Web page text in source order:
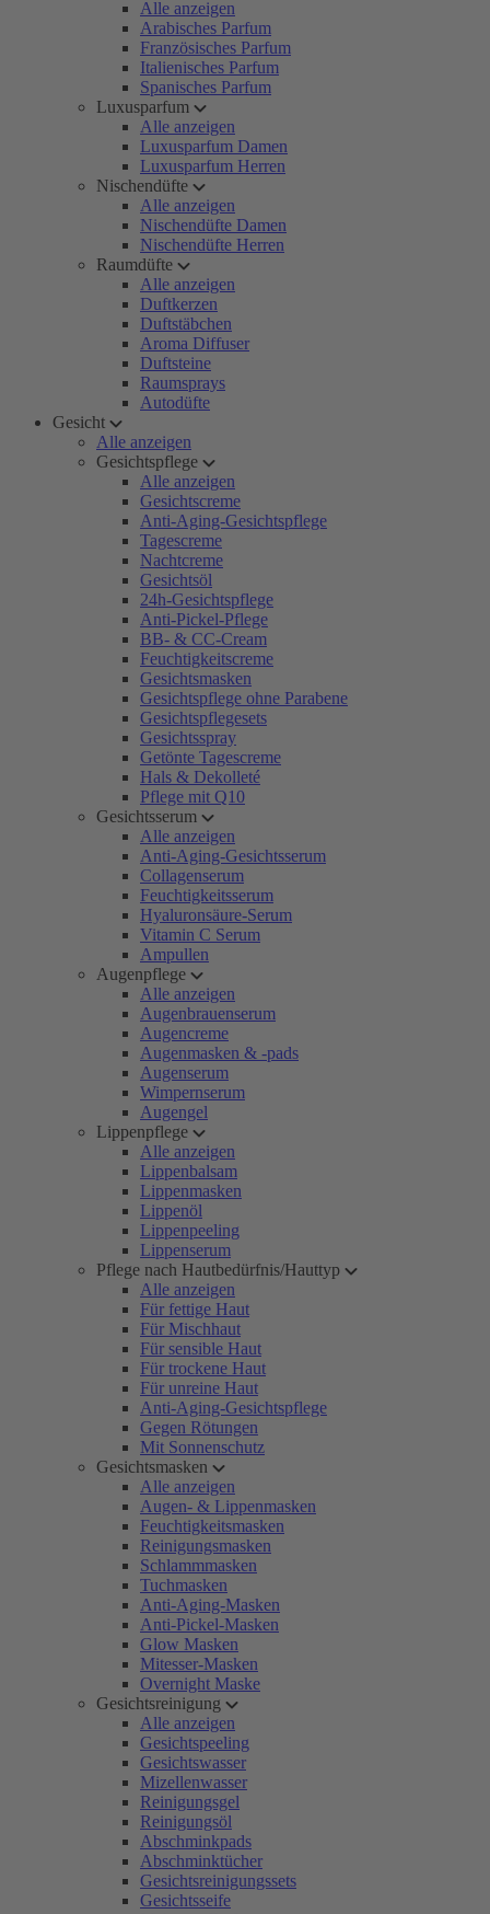
Alle anzeigen
Arabisches Parfum
Französisches Parfum
Italienisches Parfum
Spanisches Parfum
Luxusparfum
Alle anzeigen
Luxusparfum Damen
Luxusparfum Herren
Nischendüfte
Alle anzeigen
Nischendüfte Damen
Nischendüfte Herren
Raumdüfte
Alle anzeigen
Duftkerzen
Duftstäbchen
Aroma Diffuser
Duftsteine
Raumsprays
Autodüfte
Gesicht
Alle anzeigen
Gesichtspflege
Alle anzeigen
Gesichtscreme
Anti-Aging-Gesichtspflege
Tagescreme
Nachtcreme
Gesichtsöl
24h-Gesichtspflege
Anti-Pickel-Pflege
BB- & CC-Cream
Feuchtigkeitscreme
Gesichtsmasken
Gesichtspflege ohne Parabene
Gesichtspflegesets
Gesichtsspray
Getönte Tagescreme
Hals & Dekolleté
Pflege mit Q10
Gesichtsserum
Alle anzeigen
Anti-Aging-Gesichtsserum
Collagenserum
Feuchtigkeitsserum
Hyaluronsäure-Serum
Vitamin C Serum
Ampullen
Augenpflege
Alle anzeigen
Augenbrauenserum
Augencreme
Augenmasken & -pads
Augenserum
Wimpernserum
Augengel
Lippenpflege
Alle anzeigen
Lippenbalsam
Lippenmasken
Lippenöl
Lippenpeeling
Lippenserum
Pflege nach Hautbedürfnis/Hauttyp
Alle anzeigen
Für fettige Haut
Für Mischhaut
Für sensible Haut
Für trockene Haut
Für unreine Haut
Anti-Aging-Gesichtspflege
Gegen Rötungen
Mit Sonnenschutz
Gesichtsmasken
Alle anzeigen
Augen- & Lippenmasken
Feuchtigkeitsmasken
Reinigungsmasken
Schlammmasken
Tuchmasken
Anti-Aging-Masken
Anti-Pickel-Masken
Glow Masken
Mitesser-Masken
Overnight Maske
Gesichtsreinigung
Alle anzeigen
Gesichtspeeling
Gesichtswasser
Mizellenwasser
Reinigungsgel
Reinigungsöl
Abschminkpads
Abschminktücher
Gesichtsreinigungssets
Gesichtsseife